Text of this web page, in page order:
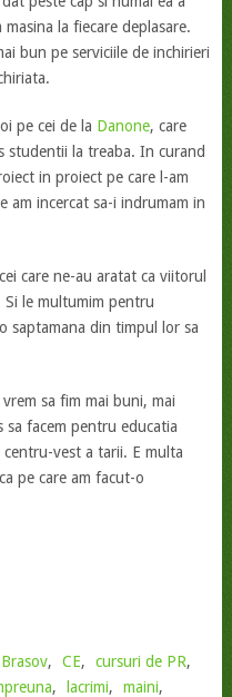
la fiecare deplasare.
bun pe serviciile de inchirieri
pe cei de la Danone, care
studentii la treaba. In curand
in proiect pe care l-am
am incercat sa-i indrumam in
care ne-au aratat ca viitorul
Si le multumim pentru
saptamana din timpul lor sa
sa fim mai buni, mai
sa facem pentru educatia
vest a tarii. E multa
pe care am facut-o
Brasov, CE, cursuri de PR,
, lacrimi, maini,